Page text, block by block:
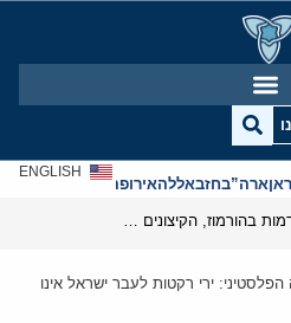
ארה”בחזבאללהאירופהאנטישמיות
ENGLISH
ירי רקטות לעבר ישראל אינו